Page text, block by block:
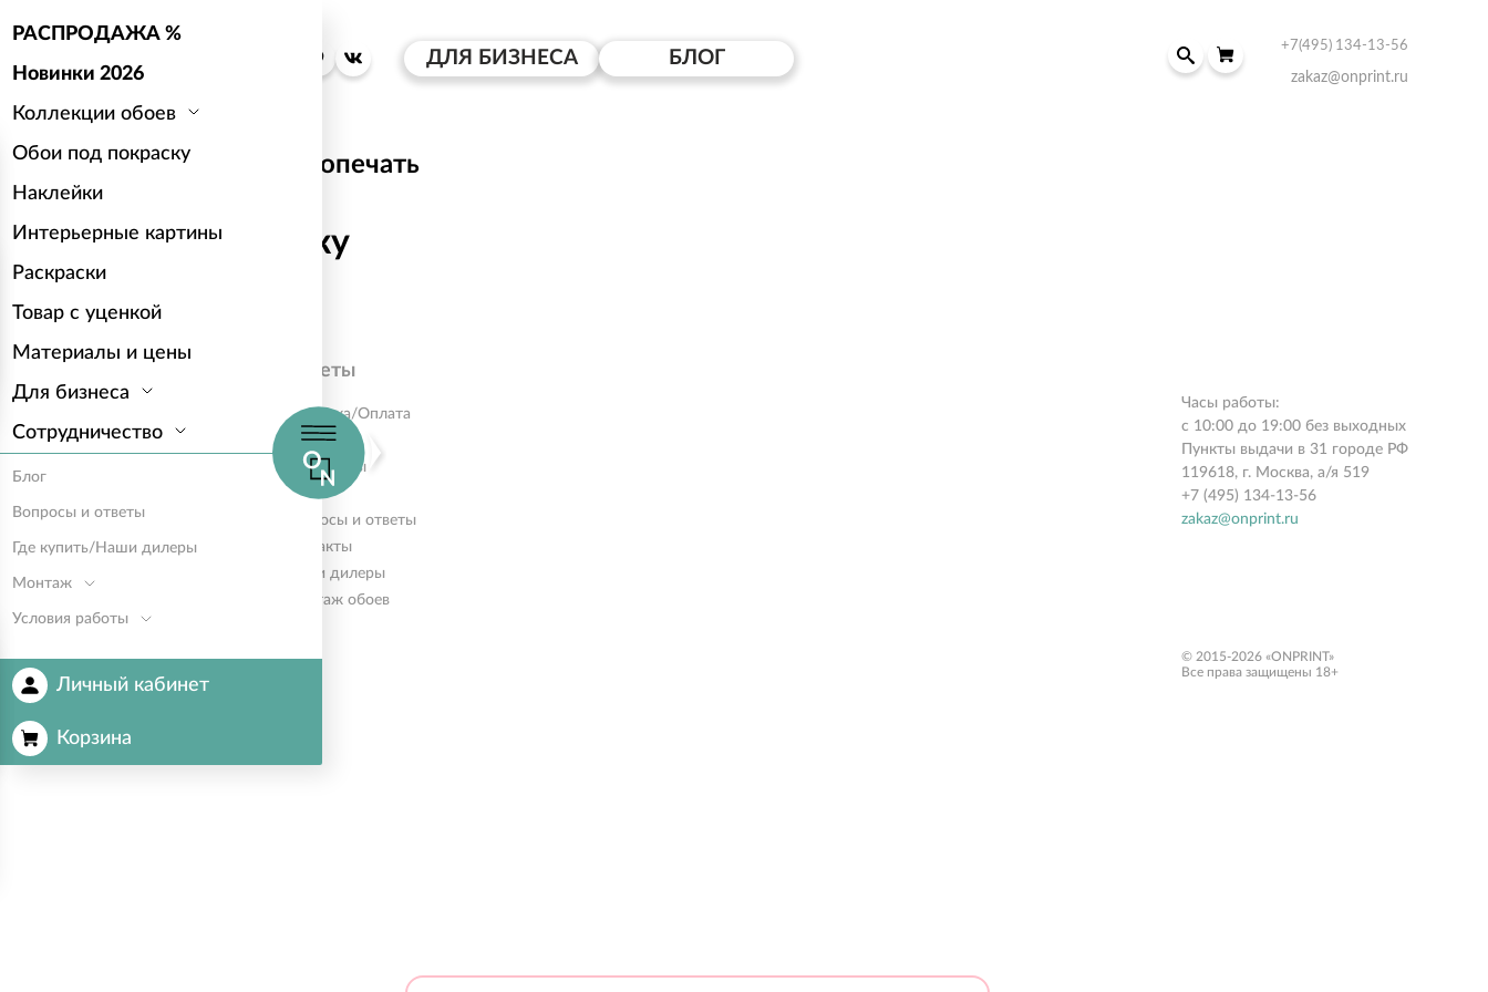
ДЛЯ БИЗНЕСА БЛОГ
+7(495) 134-13-56
zakaz@onprint.ru
РАСПРОДАЖА %
Новинки 2026
Коллекции обоев
Обои под покраску
Наклейки
Интерьерные картины
Раскраски
Товар с уценкой
Материалы и цены
Для бизнеса
Сотрудничество
Блог
Вопросы и ответы
Где купить/Наши дилеры
Монтаж
Условия работы
Личный кабинет
Корзина
Услуги Фотопечать
Оставить заявку
Интерьерные наклейки
Карта сайта
Ответы
Доставка/Оплата
Услуги
Материалы
Блог
Вопросы и ответы
Контакты
Наши дилеры
Монтаж обоев
Часы работы:
с 10:00 до 19:00 без выходных
Пункты выдачи в 31 городе РФ
119618, г. Москва, а/я 519
+7 (495) 134-13-56
zakaz@onprint.ru
© 2015-2026 «ONPRINT»
Все права защищены 18+‎